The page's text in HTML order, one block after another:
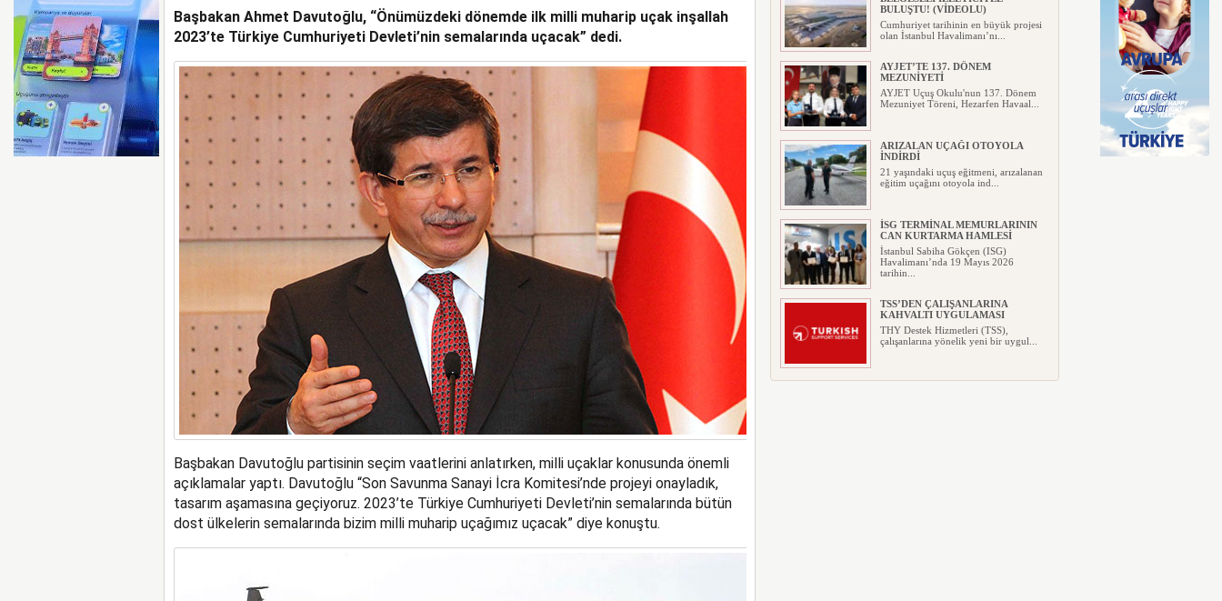
İGA, HAVALİMANI DENEYİMİ ZİRVESİ’NE EV
SAHİPLİĞİ YAPACAK
Başbakan Ahmet Davutoğlu, “Önümüzdeki dönemde ilk milli muharip uçak inşallah
2023’te Türkiye Cumhuriyeti Devleti’nin semalarında uçacak” dedi.
Başbakan Davutoğlu partisinin seçim vaatlerini anlatırken, milli uçaklar konusunda önemli
açıklamalar yaptı. Davutoğlu “Son Savunma Sanayi İcra Komitesi’nde projeyi onayladık,
tasarım aşamasına geçiyoruz. 2023’te Türkiye Cumhuriyeti Devleti’nin semalarında bütün
dost ülkelerin semalarında bizim milli muharip uçağımız uçacak” diye konuştu.
BULUŞTU! (VİDEOLU)
Cumhuriyet tarihinin en büyük projesi
olan İstanbul Havalimanı’nı...
AYJET’TE 137. DÖNEM
MEZUNİYETİ
AYJET Uçuş Okulu'nun 137. Dönem
Mezuniyet Töreni, Hezarfen Havaal...
ARIZALAN UÇAĞI OTOYOLA
İNDİRDİ
21 yaşındaki uçuş eğitmeni, arızalanan
eğitim uçağını otoyola ind...
İSG TERMİNAL MEMURLARININ
CAN KURTARMA HAMLESİ
İstanbul Sabiha Gökçen (ISG)
Havalimanı’nda 19 Mayıs 2026
tarihin...
TSS’DEN ÇALIŞANLARINA
KAHVALTI UYGULAMASI
THY Destek Hizmetleri (TSS),
çalışanlarına yönelik yeni bir uygul...
AJET’TEN YURT İÇİ